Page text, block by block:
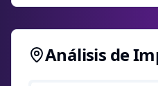
Análisis de